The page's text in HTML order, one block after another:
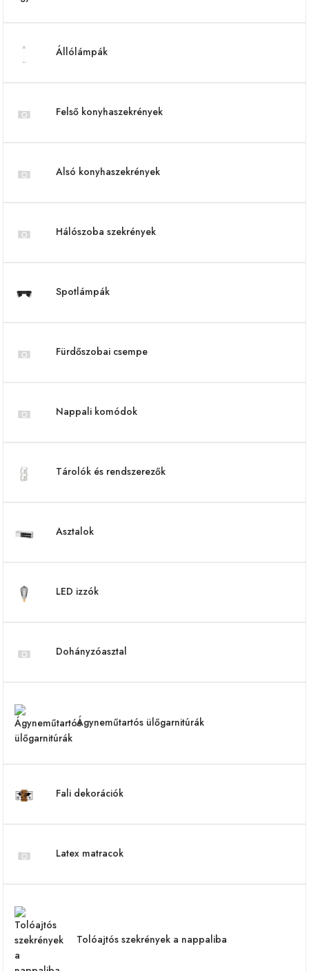
Állólámpák
Felső konyhaszekrények
Alsó konyhaszekrények
Hálószoba szekrények
Spotlámpák
Fürdőszobai csempe
Nappali komódok
Tárolók és rendszerezők
Asztalok
LED izzók
Dohányzóasztal
Ágyneműtartós ülőgarnitúrák
Fali dekorációk
Latex matracok
Tolóajtós szekrények a nappaliba